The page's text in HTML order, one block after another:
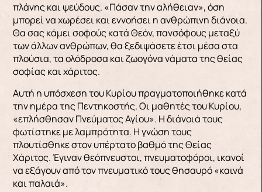
πλάνης και ψεύδους. «Πάσαν την αλήθειαν», όση
μπορεί να χωρέσει και εννοήσει η ανθρώπινη διάνοια.
Θα σας κάμει σοφούς κατά Θεόν, πανσόφους μεταξύ
των άλλων ανθρώπων, θα ξεδιψάσετε έτσι μέσα στα
πλούσια, τα ολόδροσα και ζωογόνα νάματα της θείας
σοφίας και χάριτος.
Αυτή η υπόσχεση του Κυρίου πραγματοποιήθηκε κατά
την ημέρα της Πεντηκοστής. Οι μαθητές του Κυρίου,
«επλήσθησαν Πνεύματος Αγίου». Η διάνοιά τους
φωτίστηκε με λαμπρότητα. Η γνώση τους
πλουτίσθηκε στον υπέρτατο βαθμό της Θείας
Χάριτος. Έγιναν θεόπνευστοι, πνευματοφόροι, ικανοί
να εξάγουν από τον πνευματικό τους θησαυρό «καινά
και παλαιά».